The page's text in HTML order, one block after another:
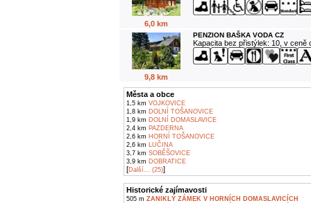
6,0 km
9,8 km
PENZION BAŠKA VODA CZ
Kapacita bez přistýlek: 10, v ceně
Města a obce
1,5 km VOJKOVICE
1,8 km DOLNÍ TOŠANOVICE
1,9 km DOLNÍ DOMASLAVICE
2,4 km PAZDERNA
2,6 km HORNÍ TOŠANOVICE
2,6 km LUČINA
3,7 km SOBĚŠOVICE
3,9 km DOBRATICE
[Další... (25)]
Historické zajímavosti
505 m ZANIKLÝ ZÁMEK V HORNÍCH DOMASLAVICÍCH